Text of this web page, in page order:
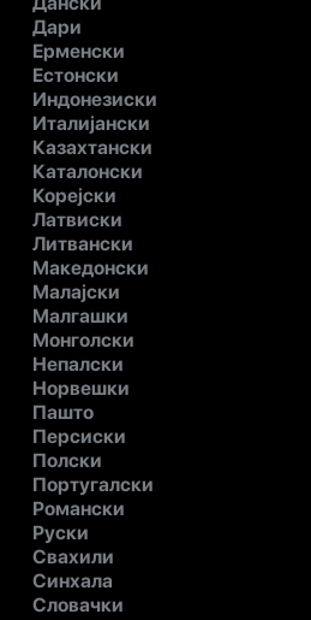
Дари
Ерменски
Естонски
Индонезиски
Италијански
Казахтански
Каталонски
Корејски
Латвиски
Литвански
Македонски
Малајски
Малгашки
Монголски
Непалски
Норвешки
Пашто
Персиски
Полски
Португалски
Романски
Руски
Свахили
Синхала
Словачки